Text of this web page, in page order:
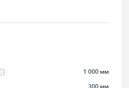
1 000 мм
300 мм